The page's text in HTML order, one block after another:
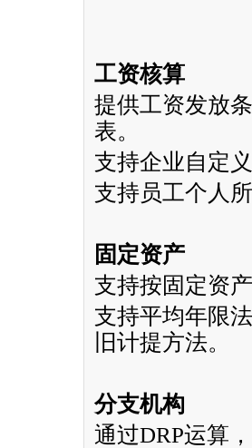
工资核算
提供工资发放
表。
支持企业自定
支持员工个人
固定资产
支持按固定资
支持平均年限
旧计提方法。
分支机构
通过DRP运算